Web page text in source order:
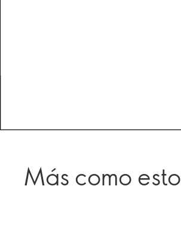
Más como esto